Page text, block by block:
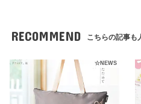
RECOMMEND こちらの記事も
☆NEWS